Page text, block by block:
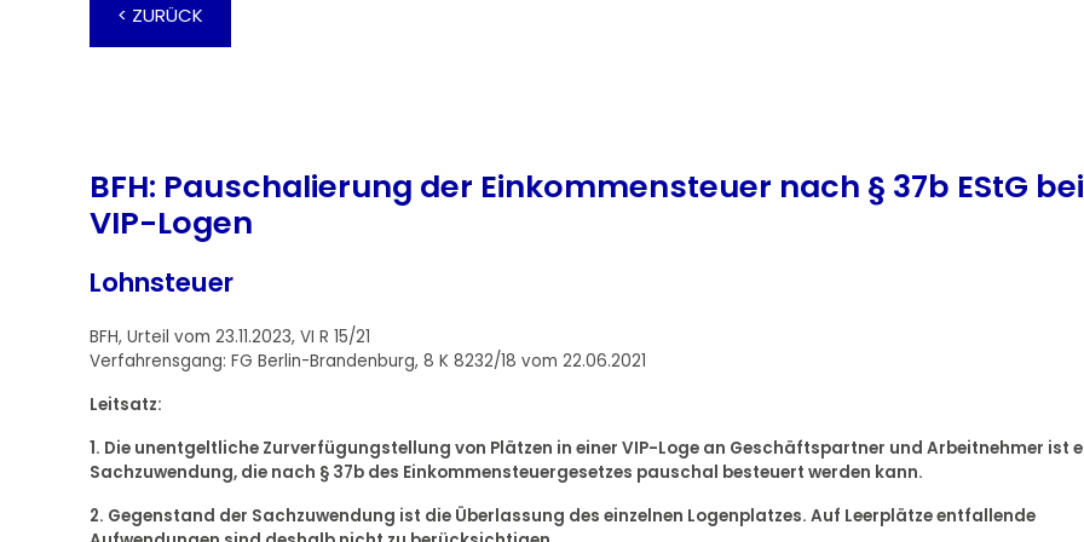
< ZURÜCK
BFH: Pauschalierung der Einkommensteuer nach § 37b EStG bei
VIP-Logen
Lohnsteuer
BFH, Urteil vom 23.11.2023, VI R 15/21
Verfahrensgang: FG Berlin-Brandenburg, 8 K 8232/18 vom 22.06.2021
Leitsatz:
1. Die unentgeltliche Zurverfügungstellung von Plätzen in einer VIP-Loge an Geschäftspartner und Arbeitnehmer ist
Sachzuwendung, die nach § 37b des Einkommensteuergesetzes pauschal besteuert werden kann.
2. Gegenstand der Sachzuwendung ist die Überlassung des einzelnen Logenplatzes. Auf Leerplätze entfallende